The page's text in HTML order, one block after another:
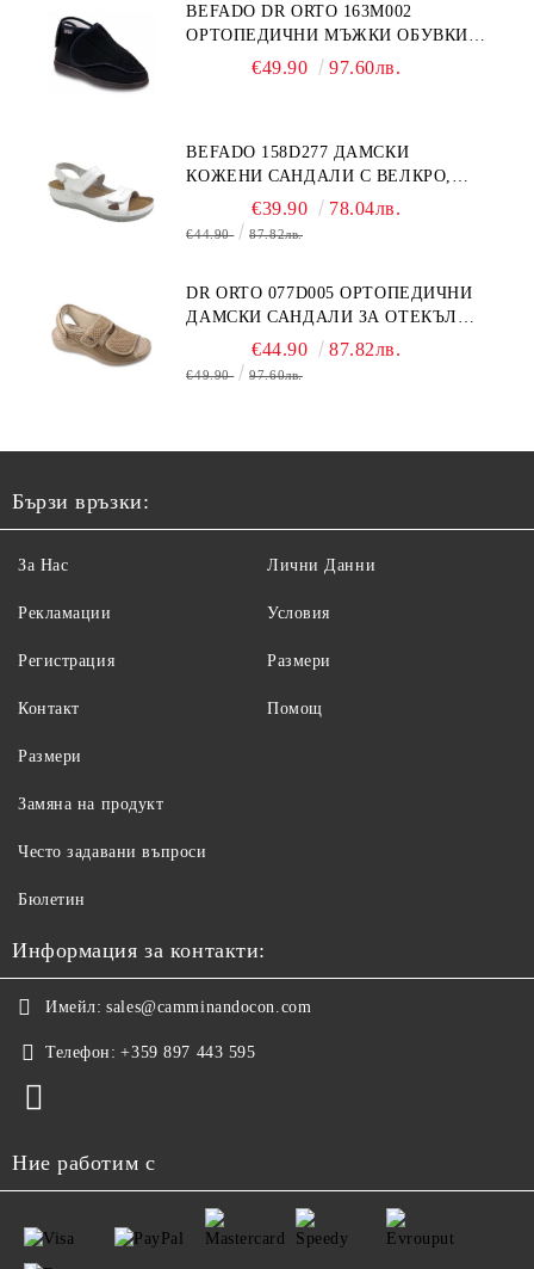
BEFADO DR ORTO 163M002
ОРТОПЕДИЧНИ МЪЖКИ ОБУВКИ
ЗА ГИПСИРАН ИЛИ СВРЪХ
€49.90 97.60лв.
BEFADO 158D277 ДАМСКИ
КОЖЕНИ САНДАЛИ С ВЕЛКРО,
€39.90 78.04лв.
€44.90 87.82лв.
DR ORTO 077D005 ОРТОПЕДИЧНИ
ДАМСКИ САНДАЛИ ЗА ОТЕКЪЛ
КРАК, БЕЖОВИ
€44.90 87.82лв.
€49.90 97.60лв.
Бързи връзки:
За Нас
Рекламации
Регистрация
Контакт
Лични Данни
Условия
Размери
Помощ
Размери
Замяна на продукт
Често задавани въпроси
Бюлетин
Информация за контакти:
Имейл: sales@camminandocon.com
Телефон: +359 897 443 595
Ние работим с